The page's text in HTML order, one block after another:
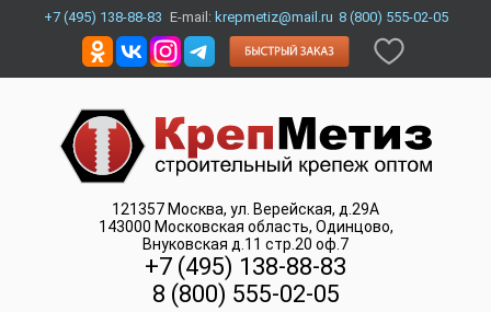
+7 (495) 138-88-83 E-mail: krepmetiz@mail.ru 8 (800) 555-02-05
121357 Москва, ул. Верейская, д.29А
143000 Московская область, Одинцово,
Внуковская д.11 стр.20 оф.7
+7 (495) 138-88-83
8 (800) 555-02-05